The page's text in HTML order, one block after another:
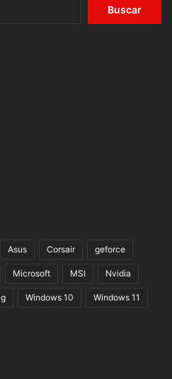
Asus Corsair geforce
Microsoft MSI Nvidia
Windows 10 Windows 11